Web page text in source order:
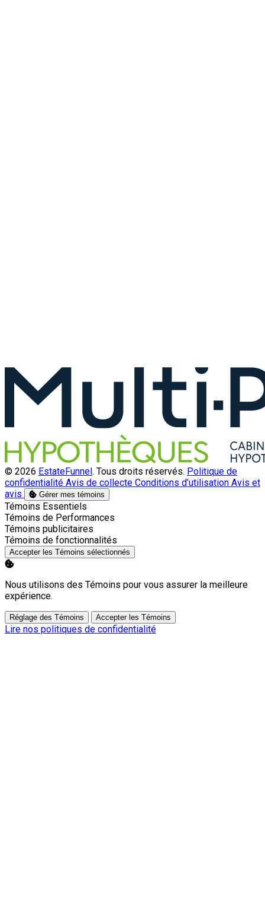
© 2026 EstateFunnel. Tous droits réservés. Politique de
confidentialité Avis de collecte Conditions d’utilisation Avis et
avis
Gérer mes témoins
Activer
Témoins Essentiels
Activer
Témoins de Performances
Activer
Témoins publicitaires
Activer
Témoins de fonctionnalités
Accepter les Témoins sélectionnés
Nous utilisons des Témoins pour vous assurer la meilleure
expérience.
Réglage des Témoins Accepter les Témoins
Lire nos politiques de confidentialité